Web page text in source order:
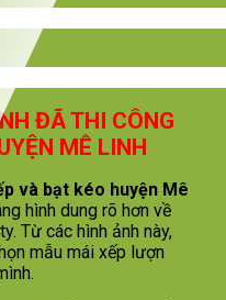
ĐÃ THI CÔNG
MÊ LINH
và bạt kéo huyện Mê
hình dung rõ hơn về
Từ các hình ảnh này,
mẫu mái xếp lượn